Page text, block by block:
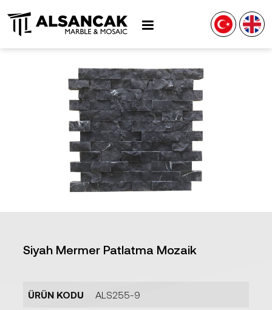
Siyah Mermer Patlatma Mozaik
ÜRÜN KODU ALS255-9